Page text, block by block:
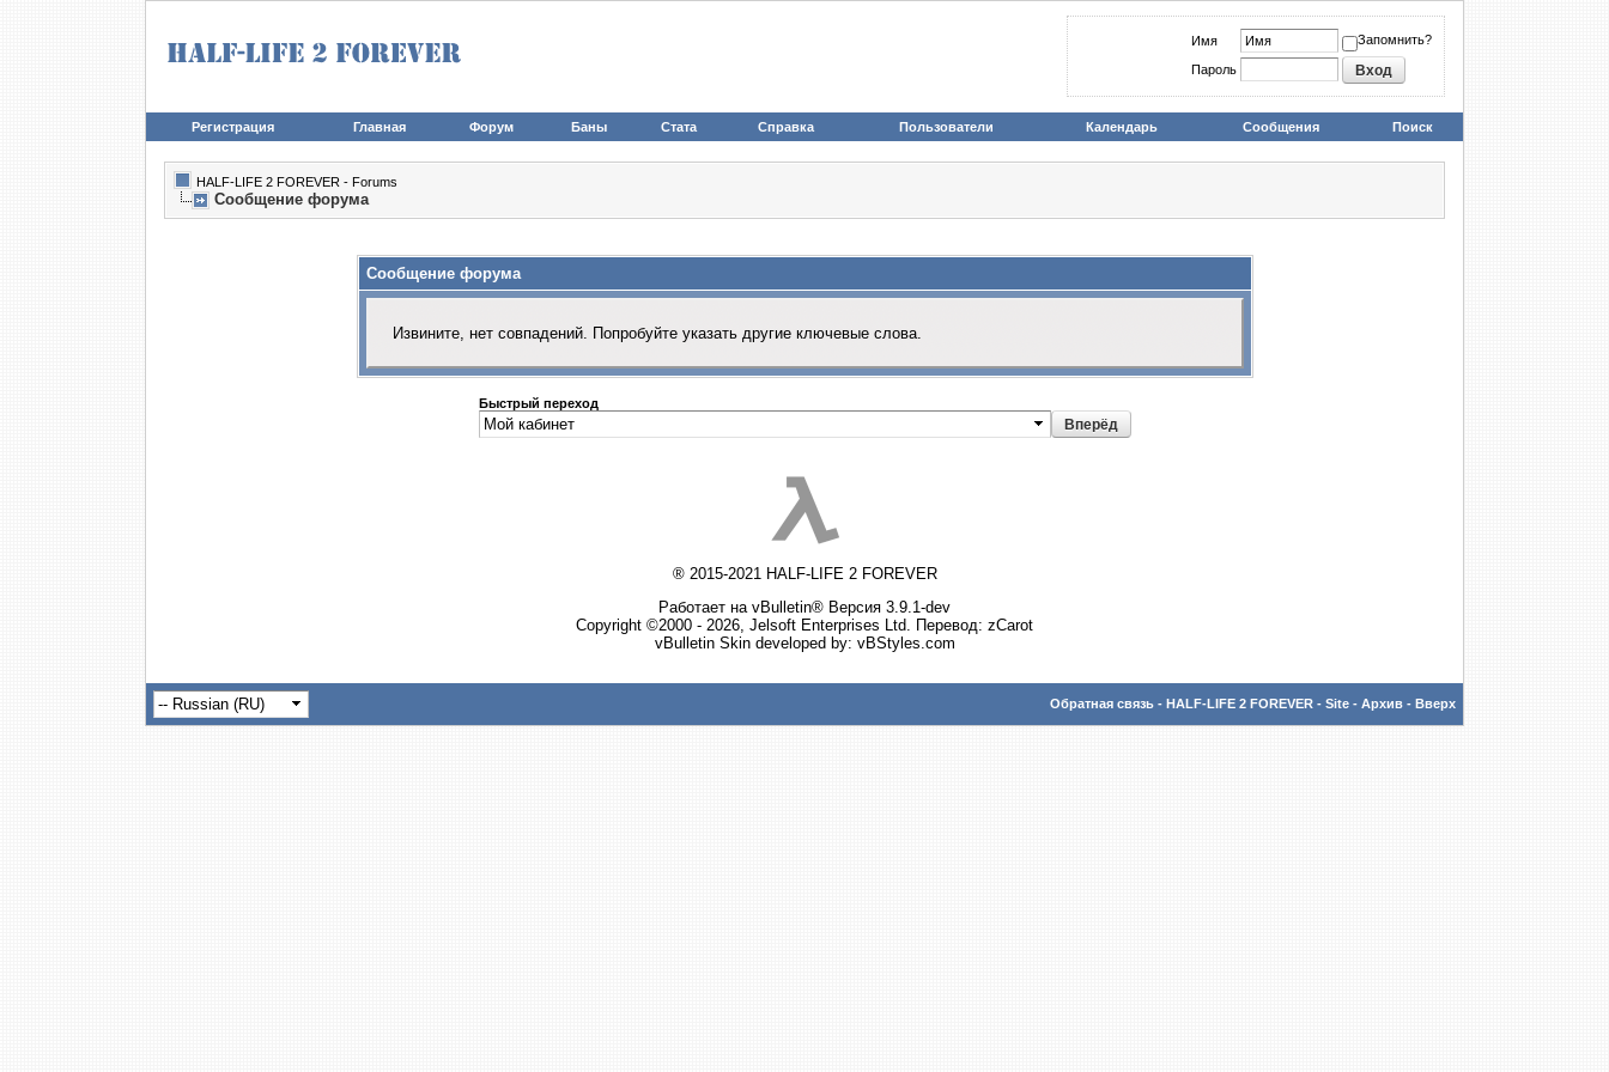
Имя Запомнить?
Пароль
Регистрация Главная Форум Баны Стата Справка Пользователи Календарь Сообщения Поиск
HALF-LIFE 2 FOREVER - Forums
Сообщение форума
Сообщение форума
Извините, нет совпадений. Попробуйте указать другие ключевые слова.
Быстрый переход
® 2015-2021 HALF-LIFE 2 FOREVER
Работает на vBulletin® Версия 3.9.1-dev
Copyright ©2000 - 2026, Jelsoft Enterprises Ltd. Перевод: zCarot
vBulletin Skin developed by: vBStyles.com
Обратная связь - HALF-LIFE 2 FOREVER - Site - Архив - Вверх